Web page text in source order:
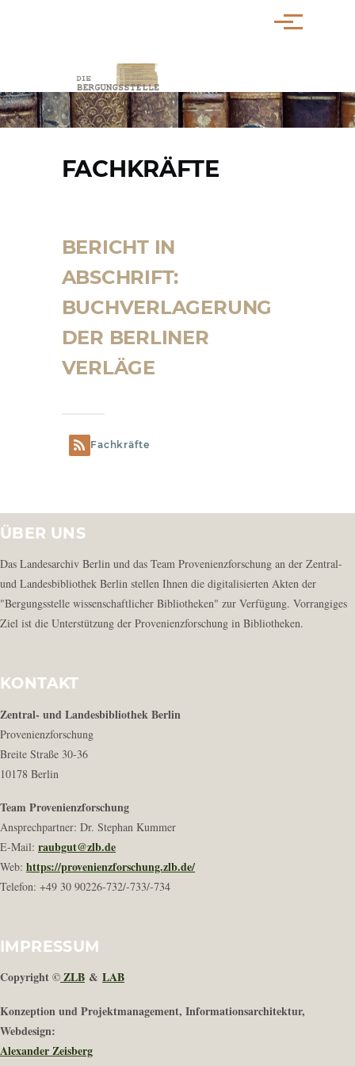
Menü
PFADNAVIGATION
FACHKRÄFTE
BERICHT IN
ABSCHRIFT:
BUCHVERLAGERUNG
DER BERLINER
VERLÄGE
Fachkräfte
ÜBER UNS
Das Landesarchiv Berlin und das Team Provenienzforschung an der Zentral-
und Landesbibliothek Berlin stellen Ihnen die digitalisierten Akten der
"Bergungsstelle wissenschaftlicher Bibliotheken" zur Verfügung. Vorrangiges
Ziel ist die Unterstützung der Provenienzforschung in Bibliotheken.
KONTAKT
Zentral- und Landesbibliothek Berlin
Provenienzforschung
Breite Straße 30-36
10178 Berlin
Team Provenienzforschung
Ansprechpartner: Dr. Stephan Kummer
E-Mail: raubgut@zlb.de
Web: https://provenienzforschung.zlb.de/
Telefon: +49 30 90226-732/-733/-734
IMPRESSUM
Copyright ©ZLB & LAB
Konzeption und Projektmanagement, Informationsarchitektur,
Webdesign:
Alexander Zeisberg